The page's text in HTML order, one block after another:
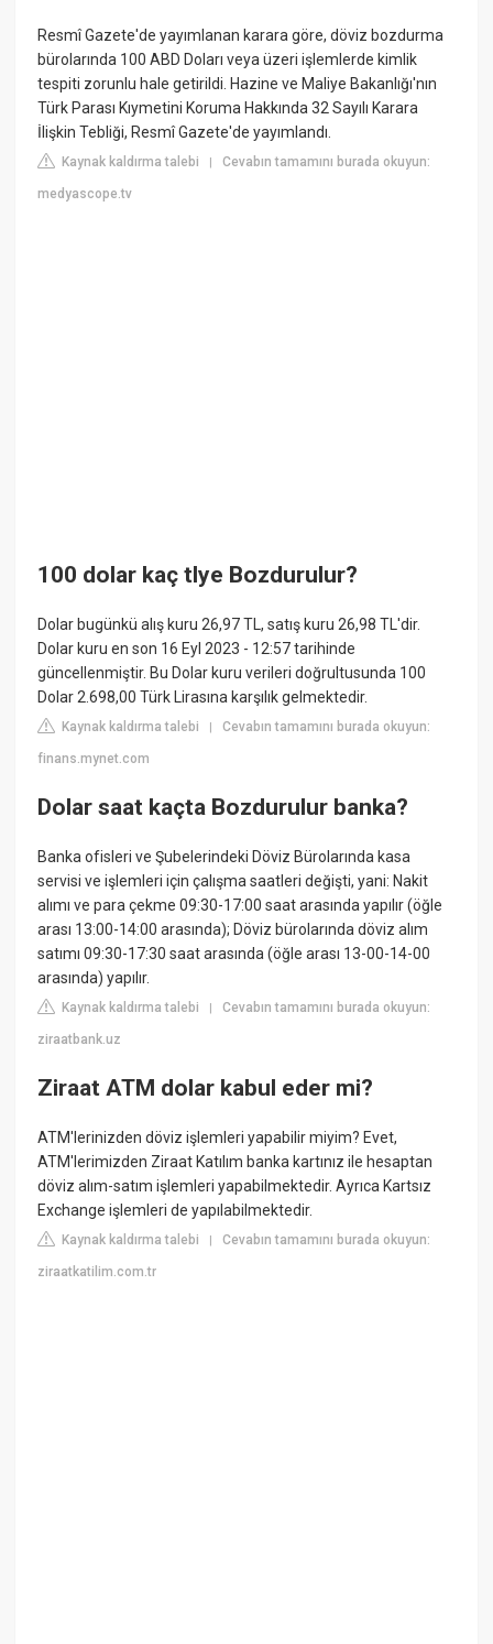
Resmî Gazete'de yayımlanan karara göre, döviz bozdurma
bürolarında 100 ABD Doları veya üzeri işlemlerde kimlik
tespiti zorunlu hale getirildi. Hazine ve Maliye Bakanlığı'nın
Türk Parası Kıymetini Koruma Hakkında 32 Sayılı Karara
İlişkin Tebliği, Resmî Gazete'de yayımlandı.
Kaynak kaldırma talebi |Cevabın tamamını burada okuyun:
medyascope.tv
100 dolar kaç tlye Bozdurulur?
Dolar bugünkü alış kuru 26,97 TL, satış kuru 26,98 TL'dir.
Dolar kuru en son 16 Eyl 2023 - 12:57 tarihinde
güncellenmiştir. Bu Dolar kuru verileri doğrultusunda 100
Dolar 2.698,00 Türk Lirasına karşılık gelmektedir.
Kaynak kaldırma talebi |Cevabın tamamını burada okuyun:
finans.mynet.com
Dolar saat kaçta Bozdurulur banka?
Banka ofisleri ve Şubelerindeki Döviz Bürolarında kasa
servisi ve işlemleri için çalışma saatleri değişti, yani: Nakit
alımı ve para çekme 09:30-17:00 saat arasında yapılır (öğle
arası 13:00-14:00 arasında); Döviz bürolarında döviz alım
satımı 09:30-17:30 saat arasında (öğle arası 13-00-14-00
arasında) yapılır.
Kaynak kaldırma talebi |Cevabın tamamını burada okuyun:
ziraatbank.uz
Ziraat ATM dolar kabul eder mi?
ATM'lerinizden döviz işlemleri yapabilir miyim? Evet,
ATM'lerimizden Ziraat Katılım banka kartınız ile hesaptan
döviz alım-satım işlemleri yapabilmektedir. Ayrıca Kartsız
Exchange işlemleri de yapılabilmektedir.
Kaynak kaldırma talebi |Cevabın tamamını burada okuyun:
ziraatkatilim.com.tr